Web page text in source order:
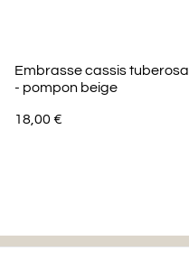
Embrasse cassis tuberosa
- pompon beige
18,00 €